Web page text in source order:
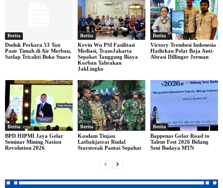
Berita
Duduk Perkara 53 Ton
Pasir Timah di Air Merbau,
Satlap Tricakti Buka Suara
Berita
Kevin Wu PSI Fasilitasi
Mediasi, TransJakarta
Sepakat Tanggung Biaya
Korban Tabrakan
JakLingko
Berita
Victory Trembesi Indonesia
Hadirkan Pelat Baja Anti-
Abrasi Dillinger Jerman
Berita
BPD HIPMI Jaya Gelar
Seminar Mining Nation
Revolution 2026
Berita
Kasdam Tinjau
Latbakjatrat Rudal
Starstreak Pantai Sepahat
Berita
Bappenas Gelar Road to
Talent Fest 2026 Bidang
Seni Budaya MTN